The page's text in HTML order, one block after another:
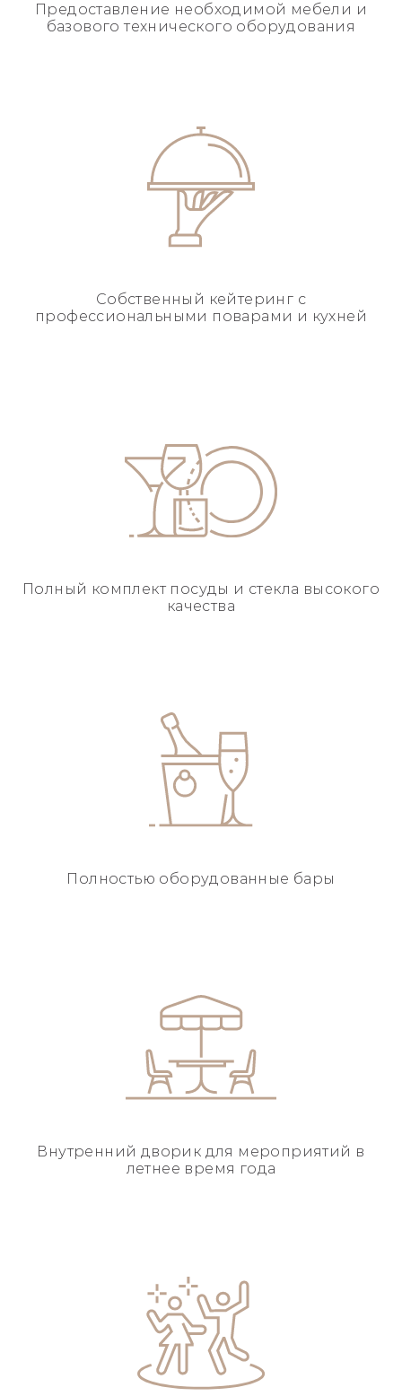
Предоставление необходимой мебели и
базовоготехнического оборудования
Собственный кейтеринг с
профессиональными поварами и кухней
Полный комплект посуды и стекла высокого
качества
Полностью оборудованные бары
Внутренний дворик для мероприятий в
летнее время года